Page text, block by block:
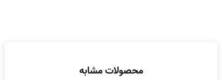
محصولات مشابه